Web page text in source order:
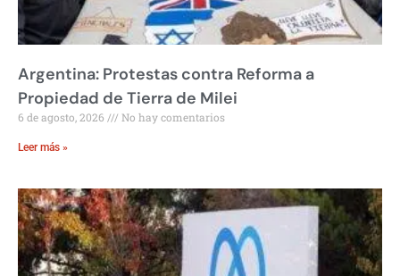
Argentina: Protestas contra Reforma a
Propiedad de Tierra de Milei
6 de agosto, 2026 No hay comentarios
Leer más »